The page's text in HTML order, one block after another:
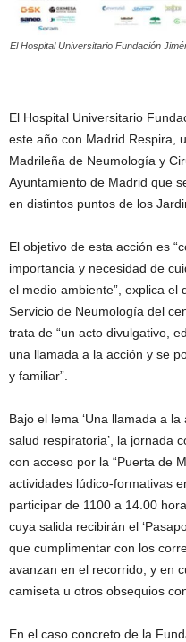
El Hospital Universitario Fundación
El Hospital Universitario
este año con Madrid Respira,
Madrileña de Neumología y
Ayuntamiento de Madrid que
en distintos puntos de los
El objetivo de esta acción es
importancia y necesidad de
el medio ambiente”, explica el
Servicio de Neumología del
trata de “un acto divulgativo,
una llamada a la acción y se
y familiar”.
Bajo el lema ‘Una llamada a
salud respiratoria’, la jornada
con acceso por la “Puerta de
actividades lúdico-formativas
participar de 1100 a 14.00
cuya salida recibirán el
que cumplimentar con los
avanzan en el recorrido, y en
camiseta u otros obsequios
En el caso concreto de la